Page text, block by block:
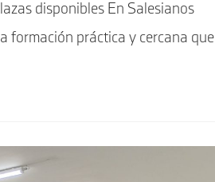
disponibles En Salesianos
formación práctica y cercana que